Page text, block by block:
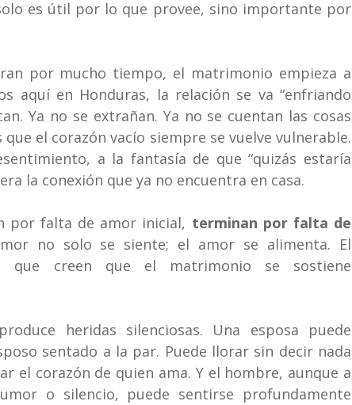
es útil por lo que provee, sino importante por
por mucho tiempo, el matrimonio empieza a
aquí en Honduras, la relación se va “enfriando
Ya no se extrañan. Ya no se cuentan las cosas
el corazón vacío siempre se vuelve vulnerable.
a la fantasía de que “quizás estaría
la conexión que ya no encuentra en casa.
por falta de amor inicial, terminan por falta de
no solo se siente; el amor se alimenta. El
que creen que el matrimonio se sostiene
heridas silenciosas. Una esposa puede
sentado a la par. Puede llorar sin decir nada
el corazón de quien ama. Y el hombre, aunque a
o silencio, puede sentirse profundamente